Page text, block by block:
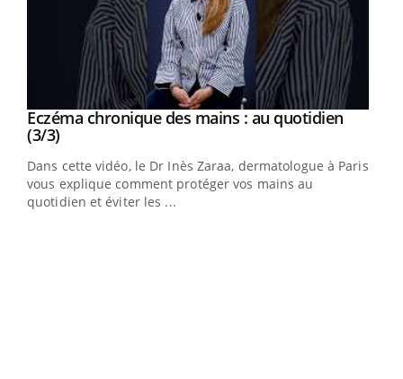
Youtube
Eczéma chronique des mains : au quotidien
(3/3)Youtube
Dans cette vidéo, le Dr Inès Zaraa, dermatologue à Paris,
vous explique comment protéger vos mains au
quotidien et éviter les ...